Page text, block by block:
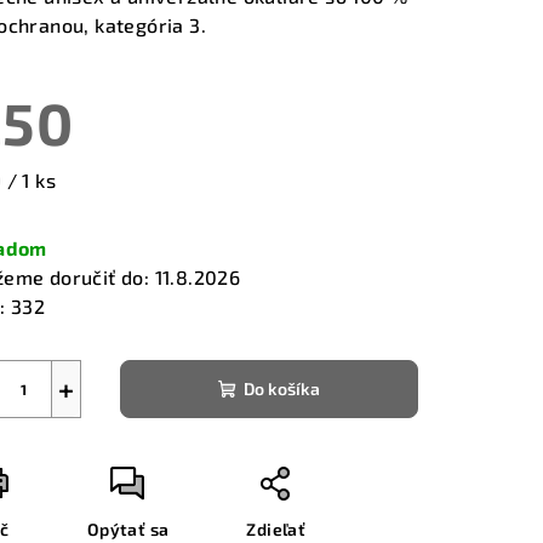
kategória 3.
/ 1 ks
doručiť do: 11.8.2026
332
+ Do košíka
Opýtať sa Zdieľať